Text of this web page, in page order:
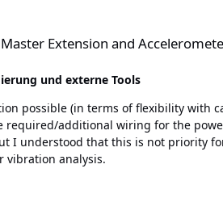
Extension and
und externe Tools
(in terms of flexibility with cable
required/additional wiring for the
priority for you at the moment. We are trying to
vibration analysis.